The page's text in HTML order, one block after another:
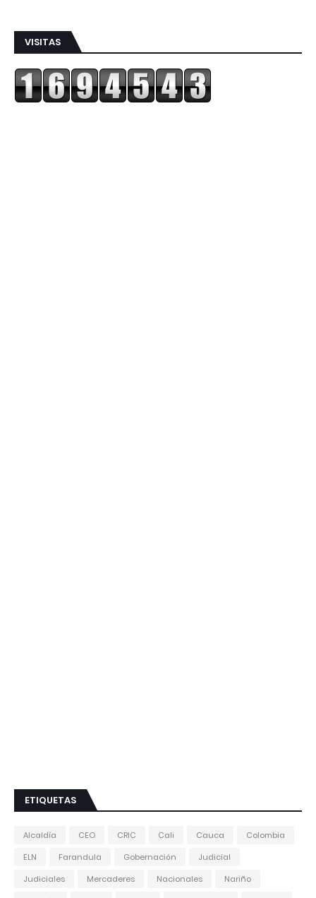
VISITAS
ETIQUETAS
Alcaldía CEO CRIC Cali Cauca
Colombia
ELN
Farandula Gobernación
Judicial
Judiciales
Mercaderes Nacionales
Nariño